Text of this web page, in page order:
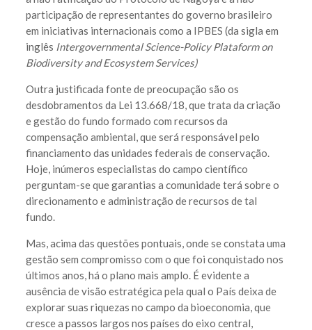
participação de representantes do governo brasileiro
em iniciativas internacionais como a IPBES (da sigla em
inglês Intergovernmental Science-Policy Plataform on
Biodiversity and Ecosystem Services)
Outra justificada fonte de preocupação são os
desdobramentos da Lei 13.668/18, que trata da criação
e gestão do fundo formado com recursos da
compensação ambiental, que será responsável pelo
financiamento das unidades federais de conservação.
Hoje, inúmeros especialistas do campo científico
perguntam-se que garantias a comunidade terá sobre o
direcionamento e administração de recursos de tal
fundo.
Mas, acima das questões pontuais, onde se constata uma
gestão sem compromisso com o que foi conquistado nos
últimos anos, há o plano mais amplo. É evidente a
ausência de visão estratégica pela qual o País deixa de
explorar suas riquezas no campo da bioeconomia, que
cresce a passos largos nos países do eixo central,